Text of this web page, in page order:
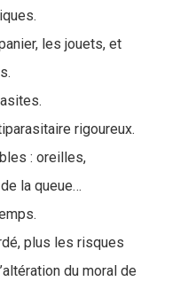
les jouets, et
rigoureux.
: oreilles,
la queue…
plus les risques
du moral de